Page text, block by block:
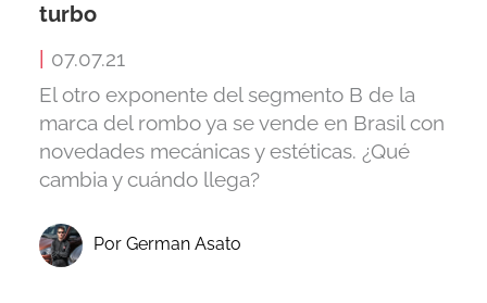
turbo
07.07.21
El otro exponente del segmento B de la
marca del rombo ya se vende en Brasil con
novedades mecánicas y estéticas. ¿Qué
cambia y cuándo llega?
Por German Asato